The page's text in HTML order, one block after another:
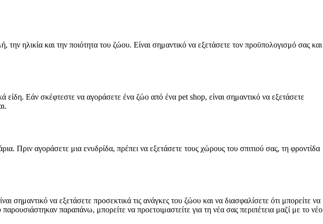
ηλικία και την ποιότητα του ζώου. Είναι σημαντικό να εξετάσετε τον προϋπολογισμό σας και
Εάν σκέφτεστε να αγοράσετε ένα ζώο από ένα pet shop, είναι σημαντικό να εξετάσετε
Πριν αγοράσετε μια ενυδρίδα, πρέπει να εξετάσετε τους χώρους του σπιτιού σας, τη φροντίδα
να εξετάσετε προσεκτικά τις ανάγκες του ζώου και να διασφαλίσετε ότι μπορείτε να
παραπάνω, μπορείτε να προετοιμαστείτε για τη νέα σας περιπέτεια μαζί με το νέο